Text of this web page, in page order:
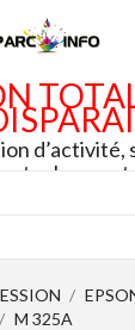
stock seront
M 325A